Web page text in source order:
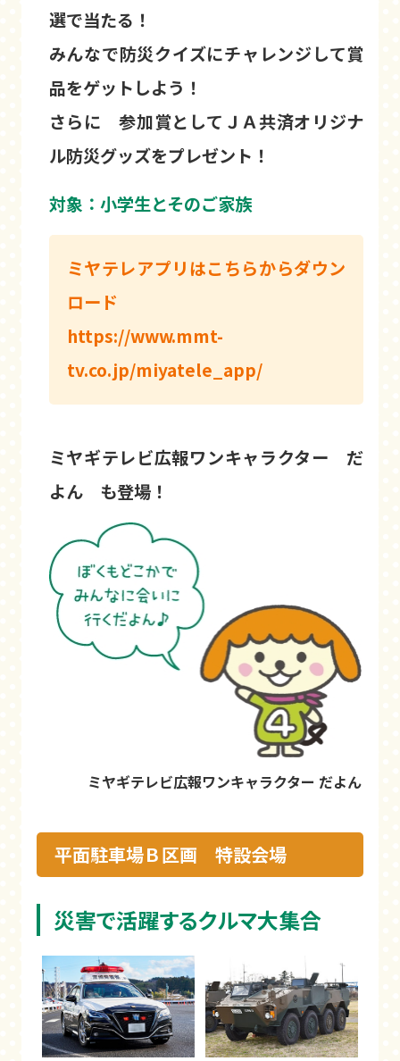
選で当たる！
みんなで防災クイズにチャレンジして賞
品をゲットしよう！
さらに 参加賞としてＪＡ共済オリジナ
ル防災グッズをプレゼント！
対象：小学生とそのご家族
ミヤテレアプリはこちらからダウン
ロード
https://www.mmt-
tv.co.jp/miyatele_app/
ミヤギテレビ広報ワンキャラクター だ
よん も登場！
ミヤギテレビ広報ワンキャラクター だよん
平面駐車場Ｂ区画 特設会場
災害で活躍するクルマ大集合